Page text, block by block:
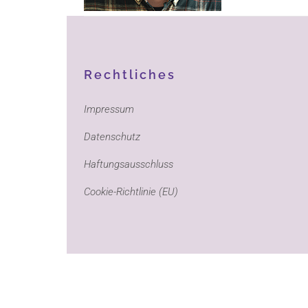
Rechtliches
Impressum
Datenschutz
Haftungsausschluss
Cookie-Richtlinie (EU)